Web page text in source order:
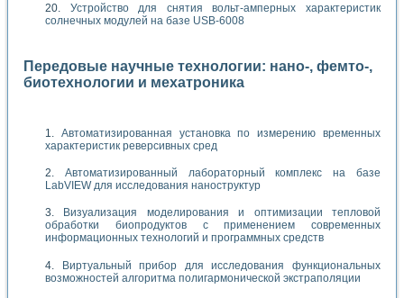
Устройство для снятия вольт-амперных характеристик
солнечных модулей на базе USB-6008
Передовые научные технологии: нано-, фемто-,
биотехнологии и мехатроника
Автоматизированная установка по измерению временных
характеристик реверсивных сред
Автоматизированный лабораторный комплекс на базе
LabVIEW для исследования наноструктур
Визуализация моделирования и оптимизации тепловой
обработки биопродуктов с применением современных
информационных технологий и программных средств
Виртуальный прибор для исследования функциональных
возможностей алгоритма полигармонической экстраполяции